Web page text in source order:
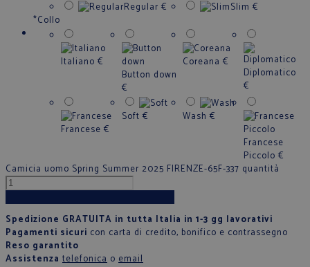
Regular € Slim €
*Collo
Italiano €
Button down
€
Coreana €
Diplomatico
€
Francese €
Soft € Wash €
Francese
Piccolo €
Camicia uomo Spring Summer 2025 FIRENZE-65F-337 quantità
Spedizione GRATUITA in tutta Italia in 1-3 gg lavorativi
Pagamenti sicuri con carta di credito, bonifico e contrassegno
Reso garantito
Assistenza telefonica o email